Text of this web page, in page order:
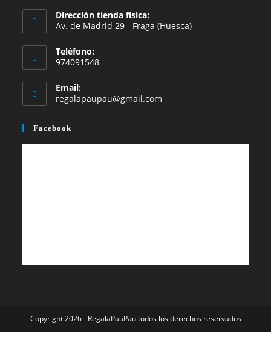
en
una
nueva
pestaña
una
pestaña
Dirección tienda física:
Av. de Madrid 29 - Fraga (Huesca)
Teléfono:
974091548
Email:
regalapaupau@gmail.com
aplicación
Facebook
Copyright 2026 - RegalaPauPau todos los derechos reservados